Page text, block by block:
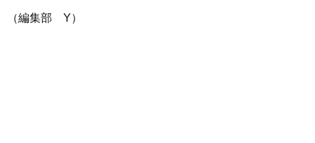
（編集部 Y）